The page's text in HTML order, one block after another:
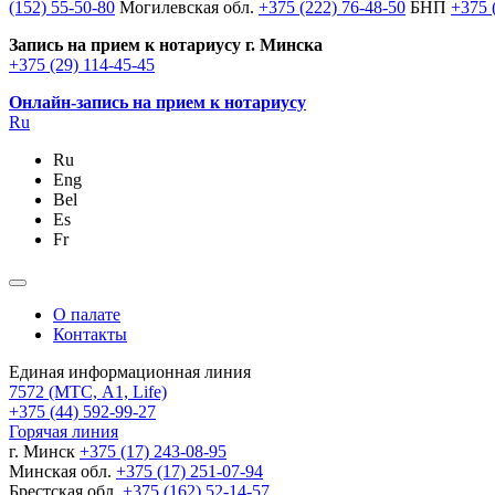
(152) 55-50-80 Могилевская обл. +375 (222) 76-48-50 БНП +375
Запись на прием к нотариусу г. Минска
+375 (29) 114-45-45
Онлайн-запись на прием к нотариусу
Ru
Ru
Eng
Bel
Es
Fr
О палате
Контакты
Единая информационная линия
7572 (МТС, A1, Life)
+375 (44) 592-99-27
Горячая линия
г. Минск +375 (17) 243-08-95
Минская обл. +375 (17) 251-07-94
Брестская обл. +375 (162) 52-14-57